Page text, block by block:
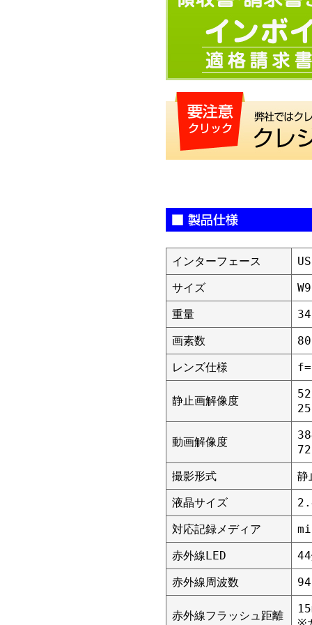
インターフェース
サイズ
重量
画素数
レンズ仕様
静止画解像度
動画解像度
撮影形式
静
液晶サイズ
対応記録メディア
赤外線LED
赤外線周波数
赤外線フラッシュ距離